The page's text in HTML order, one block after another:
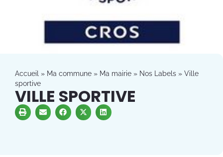
Accueil » Ma commune » Ma mairie » Nos Labels » Ville
sportive
VILLE SPORTIVE